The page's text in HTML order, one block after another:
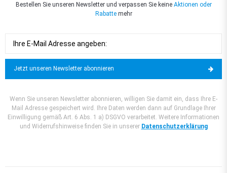
Bestellen Sie unseren Newsletter und verpassen Sie keine Aktionen oder
Rabattemehr
Jetzt unseren Newsletter abonnieren
Wenn Sie unseren Newsletter abonnieren, willigen Sie damit ein, dass Ihre E-
Mail Adresse gespeichert wird. Ihre Daten werden dann auf Grundlage Ihrer
Einwilligung gemäß Art. 6 Abs. 1 a) DSGVO verarbeitet. Weitere Informationen
und Widerrufshinweise finden Sie in unserer Datenschutzerklärung